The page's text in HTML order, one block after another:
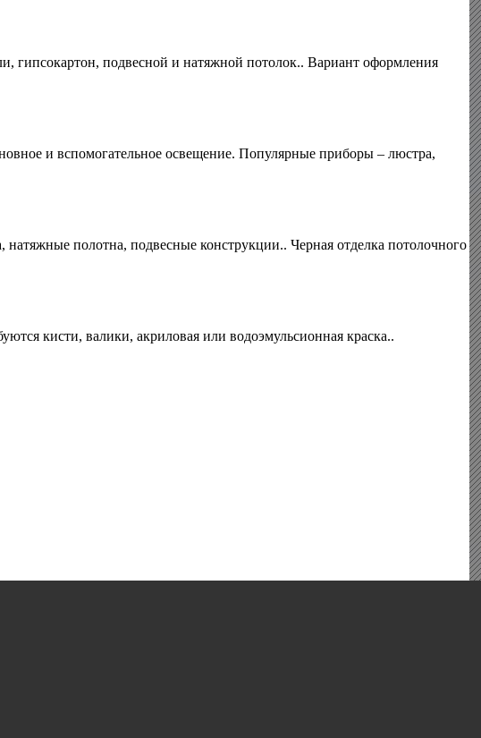
гипсокартон, подвесной и натяжной потолок.. Вариант оформления
и вспомогательное освещение. Популярные приборы – люстра,
полотна, подвесные конструкции.. Черная отделка потолочного
кисти, валики, акриловая или водоэмульсионная краска..